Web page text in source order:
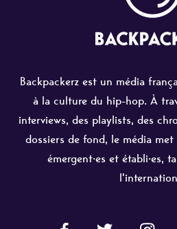
Backpackerz est un média
à la culture du hip-hop. À
interviews, des playlists, des
dossiers de fond, le média
émergent·es et établi·es,